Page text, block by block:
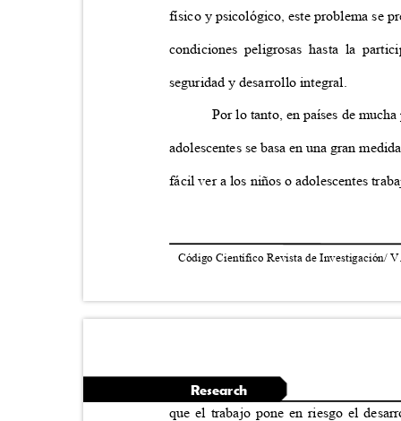
físico y psicológico, este problema se
condiciones peligrosas hasta la
seguridad y desarrollo integral.
Por lo tanto, en países de
adolescentes se basa en una gran
fácil ver a los niños o adolescentes
Código Científico Revista de Investigación/
Research
que el trabajo pone en riesgo el